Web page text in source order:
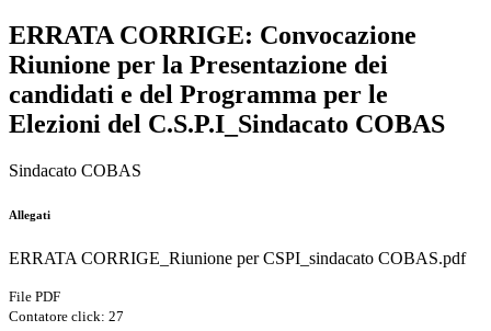
ERRATA CORRIGE: Convocazione
Riunione per la Presentazione dei
candidati e del Programma per le
Elezioni del C.S.P.I_Sindacato COBAS
Sindacato COBAS
Allegati
ERRATA CORRIGE_Riunione per CSPI_sindacato COBAS.pdf
File PDF
Contatore click: 27